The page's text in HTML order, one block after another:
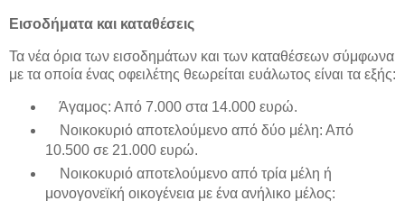
Εισοδήματα και καταθέσεις
Τα νέα όρια των εισοδημάτων και των καταθέσεων σύμφωνα
με τα οποία ένας οφειλέτης θεωρείται ευάλωτος είναι τα εξής:
Άγαμος: Από 7.000 στα 14.000 ευρώ.
Νοικοκυριό αποτελούμενο από δύο μέλη: Από
10.500 σε 21.000 ευρώ.
Νοικοκυριό αποτελούμενο από τρία μέλη ή
μονογονεϊκή οικογένεια με ένα ανήλικο μέλος: